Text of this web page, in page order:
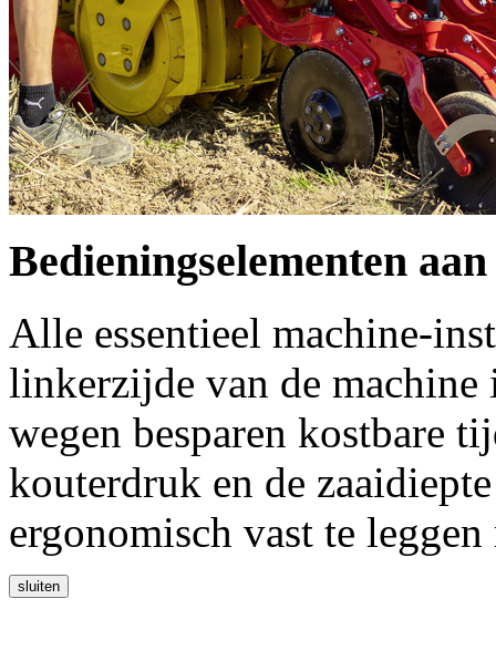
Bedieningselementen
Alle essentieel machine-
linkerzijde van de
wegen besparen kostbare
kouterdruk en de
ergonomisch vast te
sluiten